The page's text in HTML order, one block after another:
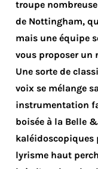
troupe
de Nottingham,
mais une équipe
vous proposer un
Une sorte de
voix se mélange
instrumentation
boisée à la Belle
kaléidoscopiques
lyrisme haut